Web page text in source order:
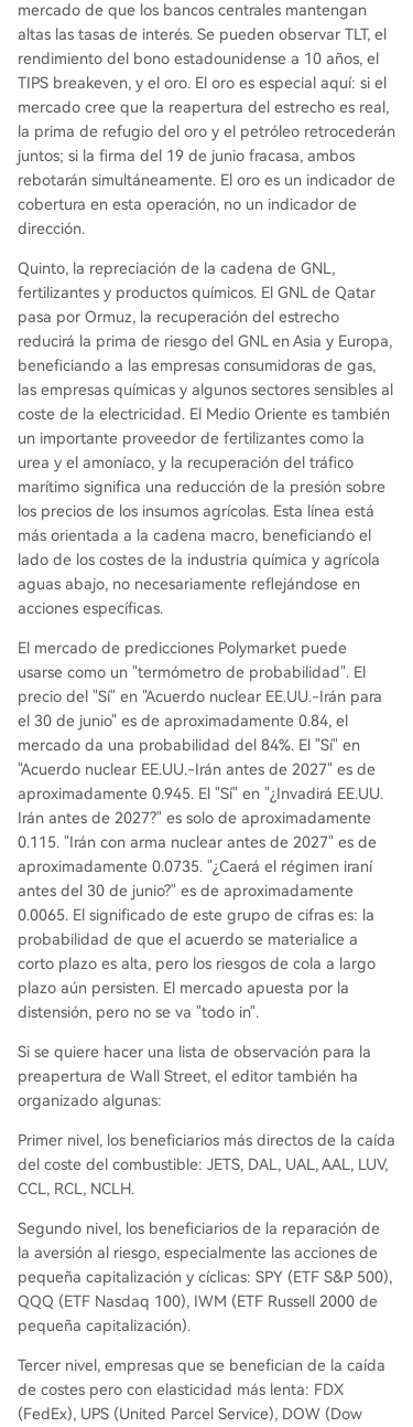
mercado de que los bancos centrales mantengan
altas las tasas de interés. Se pueden observar TLT, el
rendimiento del bono estadounidense a 10 años, el
TIPS breakeven, y el oro. El oro es especial aquí: si el
mercado cree que la reapertura del estrecho es real,
la prima de refugio del oro y el petróleo retrocederán
juntos; si la firma del 19 de junio fracasa, ambos
rebotarán simultáneamente. El oro es un indicador de
cobertura en esta operación, no un indicador de
dirección.
Quinto, la repreciación de la cadena de GNL,
fertilizantes y productos químicos. El GNL de Qatar
pasa por Ormuz, la recuperación del estrecho
reducirá la prima de riesgo del GNL en Asia y Europa,
beneficiando a las empresas consumidoras de gas,
las empresas químicas y algunos sectores sensibles al
coste de la electricidad. El Medio Oriente es también
un importante proveedor de fertilizantes como la
urea y el amoníaco, y la recuperación del tráfico
marítimo significa una reducción de la presión sobre
los precios de los insumos agrícolas. Esta línea está
más orientada a la cadena macro, beneficiando el
lado de los costes de la industria química y agrícola
aguas abajo, no necesariamente reflejándose en
acciones específicas.
El mercado de predicciones Polymarket puede
usarse como un "termómetro de probabilidad". El
precio del "Sí" en "Acuerdo nuclear EE.UU.-Irán para
el 30 de junio" es de aproximadamente 0.84, el
mercado da una probabilidad del 84%. El "Sí" en
"Acuerdo nuclear EE.UU.-Irán antes de 2027" es de
aproximadamente 0.945. El "Sí" en "¿Invadirá EE.UU.
Irán antes de 2027?" es solo de aproximadamente
0.115. "Irán con arma nuclear antes de 2027" es de
aproximadamente 0.0735. "¿Caerá el régimen iraní
antes del 30 de junio?" es de aproximadamente
0.0065. El significado de este grupo de cifras es: la
probabilidad de que el acuerdo se materialice a
corto plazo es alta, pero los riesgos de cola a largo
plazo aún persisten. El mercado apuesta por la
distensión, pero no se va "todo in".
Si se quiere hacer una lista de observación para la
preapertura de Wall Street, el editor también ha
organizado algunas:
Primer nivel, los beneficiarios más directos de la caída
del coste del combustible: JETS, DAL, UAL, AAL, LUV,
CCL, RCL, NCLH.
Segundo nivel, los beneficiarios de la reparación de
la aversión al riesgo, especialmente las acciones de
pequeña capitalización y cíclicas: SPY (ETF S&P 500),
QQQ (ETF Nasdaq 100), IWM (ETF Russell 2000 de
pequeña capitalización).
Tercer nivel, empresas que se benefician de la caída
de costes pero con elasticidad más lenta: FDX
(FedEx), UPS (United Parcel Service), DOW (Dow